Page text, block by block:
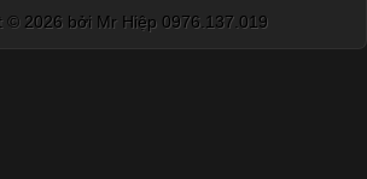
© 2026 bởi Mr Hiệp 0976.137.019